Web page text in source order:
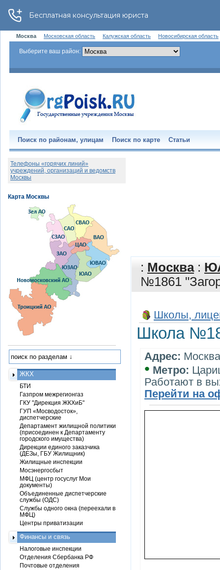
Москва Московская область Калужская область Новосибирская область
Выберите ваш район:
Поиск по районам, улицам Поиск по карте Статьи
: Москва:
№1861
Школы,
Школа
Адрес:
• Метро:
Работают в
Перейти на
Телефоны «горячих линий»
учреждений, организаций и ведомств
Москвы
ЖКХ
БТИ
Газпром межрегионгаз
ГКУ "Дирекция ЖКХиБ"
ГУП «Мосводосток»,
диспетчерские
Департамент жилищной политики
(присоединен к Департаменту
городского имущества)
Дирекции единого заказчика
(ДЕЗы, ГБУ Жилищник)
Жилищные инспекции
Мосэнергосбыт
МФЦ (центр госуслуг Мои
документы)
Объединенные диспетчерские
службы (ОДС)
Службы одного окна (переехали в
МФЦ)
Центры приватизации
Финансы и связь
Налоговые инспекции
Отделения Сбербанка РФ
Почтовые отделения